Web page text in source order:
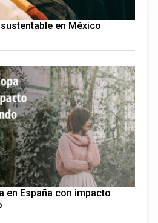
en México
en España con impacto